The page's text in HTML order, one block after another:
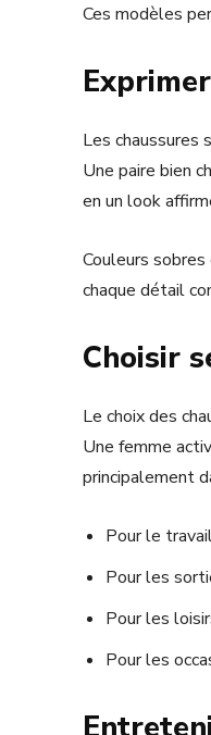
Ces modèles
Les chaussures
Une paire bien
en un look
Couleurs
chaque détail
Choisir
Le choix des
Une femme
principalement
Pour le
Pour les
Pour les
Pour les